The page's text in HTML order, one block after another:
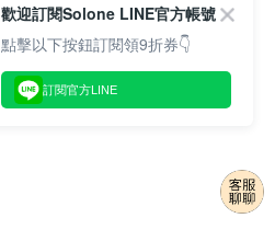
歡迎訂閱Solone LINE官方帳號
點擊以下按鈕訂閱領9折券👇
訂閱官方LINE